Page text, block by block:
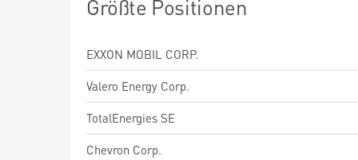
Größte Positionen
EXXON MOBIL CORP.
Valero Energy Corp.
TotalEnergies SE
Chevron Corp.